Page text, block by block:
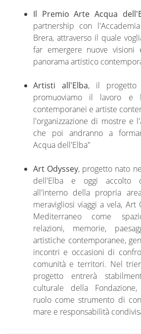
Il Premio Arte Acqua
partnership con
Brera, attraverso il quale
far emergere nuove visioni
panorama artistico
Artisti all'Elba, il progetto
promuoviamo il lavoro e
contemporanei e artiste
l'organizzazione di mostre e
che poi andranno a
Acqua dell'Elba"
Art Odyssey, progetto nato
dell'Elba e oggi accolto
all'interno della propria
meravigliosi viaggi a vela, Art
Mediterraneo come
relazioni, memorie,
artistiche contemporanee,
incontri e occasioni di
comunità e territori. Nel
progetto entrerà
culturale della
ruolo come strumento di
mare e responsabilità